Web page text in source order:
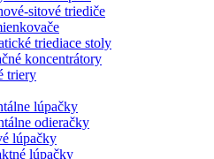
sitové triediče
triediace stoly
koncentrátory
triery
lúpačky
odieračky
lúpačky
lúpačky